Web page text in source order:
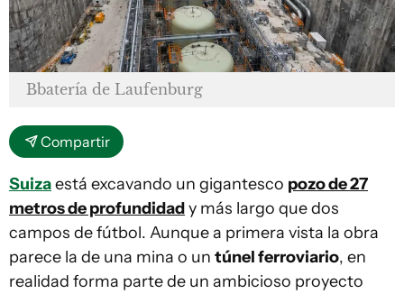
Bbatería de Laufenburg
Compartir
Suizaestá excavando un gigantesco pozo de 27
metros de profundidady más largo que dos
campos de fútbol. Aunque a primera vista la obra
parece la de una mina o un túnel ferroviario, en
realidad forma parte de un ambicioso proyecto